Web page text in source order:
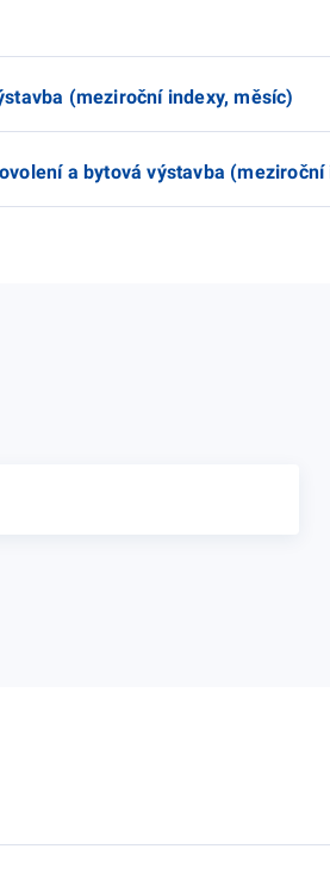
(meziroční indexy, měsíc)
a bytová výstavba